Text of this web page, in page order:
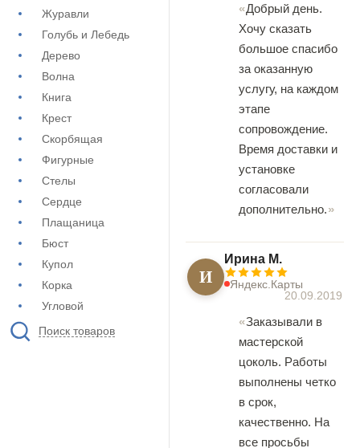
Журавли
Голубь и Лебедь
Дерево
Волна
Книга
Крест
Скорбящая
Фигурные
Стелы
Сердце
Плащаница
Бюст
Купол
Корка
Угловой
Поиск товаров
Добрый день.
Хочу сказать
большое спасибо
за оказанную
услугу, на каждом
этапе
сопровождение.
Время доставки и
установке
согласовали
дополнительно.
И
Ирина М.
Яндекс.Карты
20.09.2019
Заказывали в
мастерской
цоколь. Работы
выполнены четко
в срок,
качественно. На
все просьбы